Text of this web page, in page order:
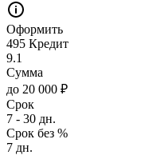
Оформить
495 Кредит
9.1
Сумма
до 20 000 ₽
Срок
7 - 30 дн.
Срок без %
7 дн.